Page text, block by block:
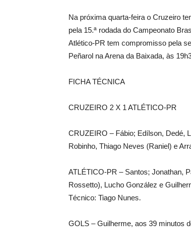
Na próxima quarta-feira o Cruzeiro
pela 15.ª rodada do Campeonato
Atlético-PR tem compromisso pela
Peñarol na Arena da Baixada, às
FICHA TÉCNICA
CRUZEIRO 2 X 1 ATLÉTICO-PR
CRUZEIRO – Fábio; Edílson, Dedé,
Robinho, Thiago Neves (Raniel) e
ATLÉTICO-PR – Santos; Jonathan,
Rossetto), Lucho González e
Técnico: Tiago Nunes.
GOLS – Guilherme, aos 39 minutos